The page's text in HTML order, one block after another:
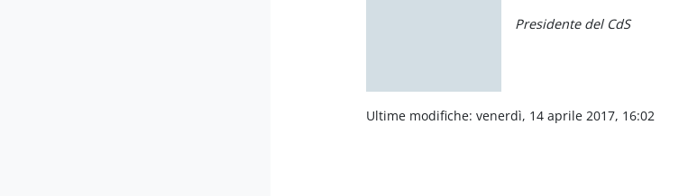
Presidente del CdS
Ultime modifiche: venerdì, 14 aprile 2017, 16:02